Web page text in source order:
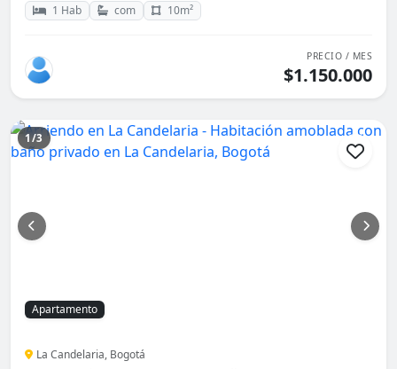
1 Hab com 10m²
PRECIO / MES
$1.150.000
1/3
Apartamento
La Candelaria, Bogotá